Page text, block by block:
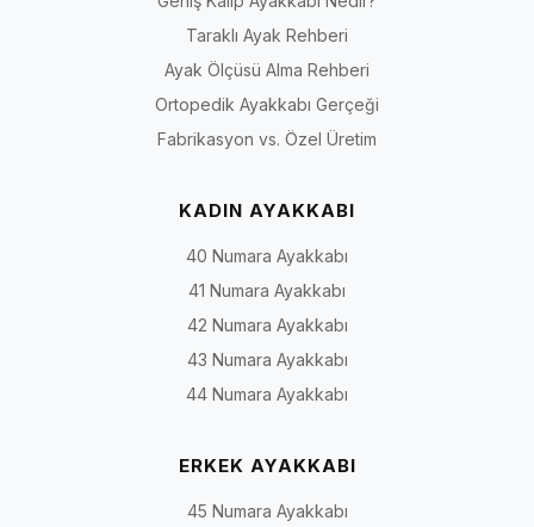
Taraklı Ayak Rehberi
Ayak Ölçüsü Alma Rehberi
Ortopedik Ayakkabı Gerçeği
Fabrikasyon vs. Özel Üretim
KADIN AYAKKABI
40 Numara Ayakkabı
41 Numara Ayakkabı
42 Numara Ayakkabı
43 Numara Ayakkabı
44 Numara Ayakkabı
ERKEK AYAKKABI
45 Numara Ayakkabı